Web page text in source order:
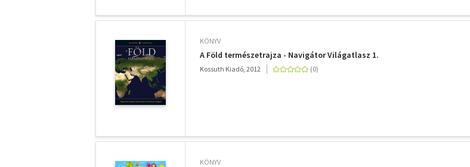
KÖNYV
A Föld természetrajza - Navigátor Világatlasz 1.
Kossuth Kiadó, 2012
KÖNYV